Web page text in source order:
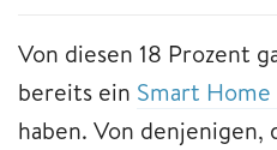
Von diesen 18 Prozent
bereits ein Smart
haben. Von